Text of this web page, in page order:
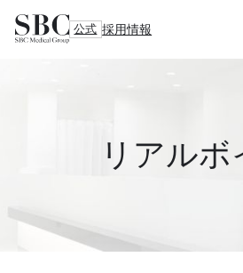
公式 採用情報
リアルボ